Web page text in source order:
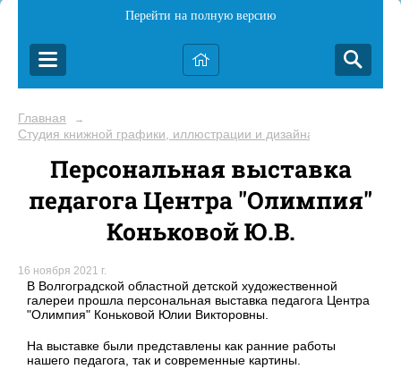
Перейти на полную версию
Главная →
Студия книжной графики, иллюстрации и дизайна «Волшебная
Персональная выставка
педагога Центра "Олимпия"
Коньковой Ю.В.
16 ноября 2021 г.
В Волгоградской областной детской художественной
галереи прошла персональная выставка педагога Центра
"Олимпия" Коньковой Юлии Викторовны.
На выставке были представлены как ранние работы
нашего педагога, так и современные картины.